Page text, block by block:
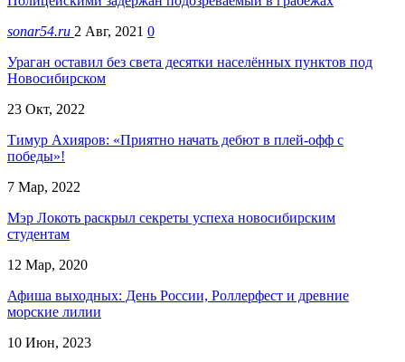
sonar54.ru 2 Авг, 2021 0
Ураган оставил без света десятки населённых пунктов под
Новосибирском
23 Окт, 2022
Тимур Ахияров: «Приятно начать дебют в плей-офф с
победы»!
7 Мар, 2022
Мэр Локоть раскрыл секреты успеха новосибирским
студентам
12 Мар, 2020
Афиша выходных: День России, Роллерфест и древние
морские лилии
10 Июн, 2023